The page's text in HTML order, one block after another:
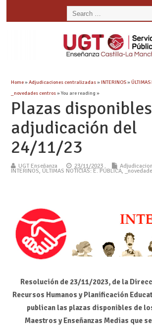
Home»Adjudicaciones centralizadas»INTERINOS»
_novedades centros» You are reading »
Plazas
adjudicación del
24/11/23
UGT Enseñanza 23/11/2023
INTERINOS, ÚLTIMAS NOTICIAS: E. PÚBLICA,
Resolución de 23/11/2023, de la
Recursos Humanos y Planificación
publican las plazas disponibles de
Maestros y Enseñanzas Medias que